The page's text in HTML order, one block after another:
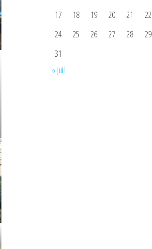
17
18 19 20 21 22
24
25 26 27 28 29
31
« Juil